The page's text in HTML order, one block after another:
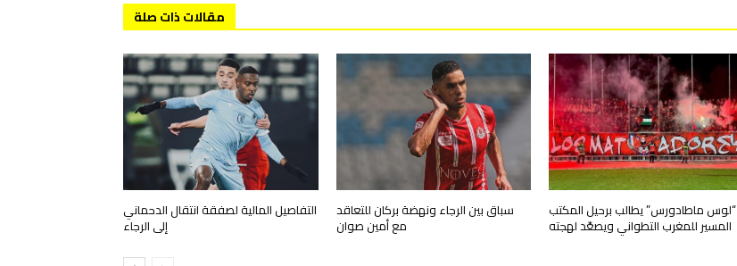
مقالات ذات صلة
“لوس ماطادورس” يطالب برحيل المكتب
المسير للمغرب التطواني ويصعّد لهجته
سباق بين الرجاء ونهضة بركان للتعاقد
مع أمين صوان
التفاصيل المالية لصفقة انتقال الدحماني
إلى الرجاء